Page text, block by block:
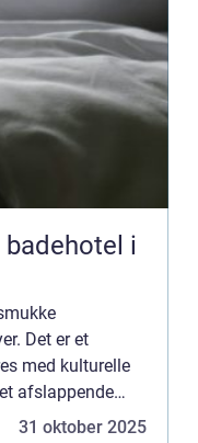
badehotel i
Det er et
med kulturelle
afslappende
31 oktober 2025